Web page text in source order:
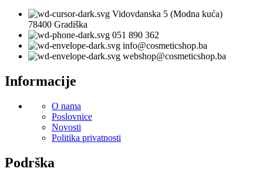
Vidovdanska 5 (Modna kuća)
78400 Gradiška
051 890 362
info@cosmeticshop.ba
webshop@cosmeticshop.ba
Informacije
O nama
Poslovnice
Novosti
Politika privatnosti
Podrška